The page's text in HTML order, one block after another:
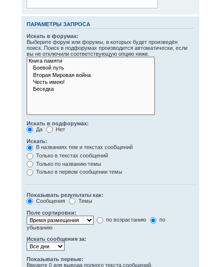
ПАРАМЕТРЫ ЗАПРОСА
Искать в форумах:
Выберите форум или форумы, в которых будет произведён
поиск. Поиск в подфорумах производится автоматически, если
вы не отключили соответствующую опцию ниже.
Искать в подфорумах:
Да
Нет
Искать:
В названиях тем и текстах сообщений
Только в текстах сообщений
Только по названию темы
Только в первом сообщении темы
Показывать результаты как:
Сообщения
Темы
Поле сортировки:
по возрастанию
по
убыванию
Искать сообщения за:
Показывать первые:
Введите 0 для вывода полного текста сообщений.